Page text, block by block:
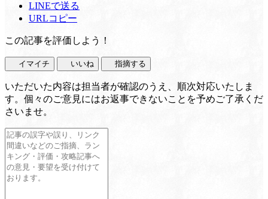
LINEで送る
URLコピー
この記事を評価しよう！
イマイチ いいね 指摘する
いただいた内容は担当者が確認のうえ、順次対応いたしま
す。個々のご意見にはお返事できないことを予めご了承くだ
さいませ。